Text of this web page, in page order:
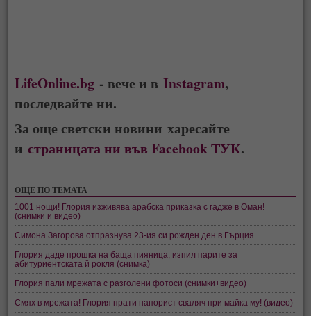
LifeOnline.bg - вече и вInstagram,
последвайте ни.
За още светски новини харесайте
истраницата ни във Facebook ТУК.
ОЩЕ ПО ТЕМАТА
1001 нощи! Глория изживява арабска приказка с гадже в Оман!
(снимки и видео)
Симона Загорова отпразнува 23-ия си рожден ден в Гърция
Глория даде прошка на баща пияница, изпил парите за
абитуриентската й рокля (снимка)
Глория пали мрежата с разголени фотоси (снимки+видео)
Смях в мрежата! Глория прати напорист сваляч при майка му! (видео)